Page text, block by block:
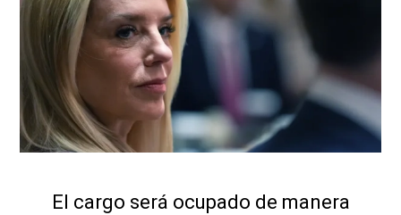
El cargo será ocupado de manera